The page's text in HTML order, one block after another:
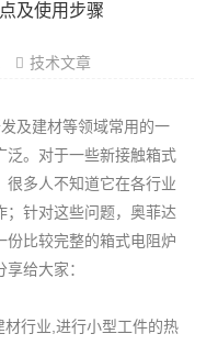
及使用步骤
技术文章
及建材等领域常用的一
泛。对于一些新接触箱式
很多人不知道它在各行业
；针对这些问题，奥菲达
份比较完整的箱式电阻炉
给大家：
行业,进行小型工件的热